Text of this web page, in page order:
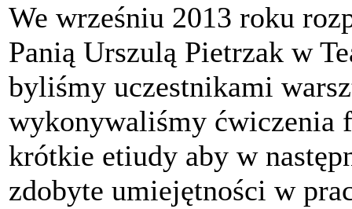
We wrześniu 2013 roku
Panią Urszulą Pietrzak w
byliśmy uczestnikami
wykonywaliśmy ćwiczenia
krótkie etiudy aby w
zdobyte umiejętności w